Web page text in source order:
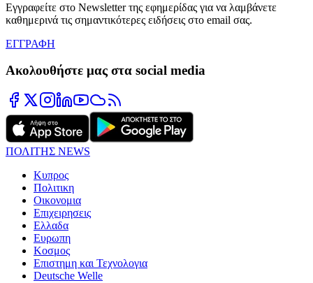
Εγγραφείτε στο Newsletter της εφημερίδας για να λαμβάνετε
καθημερινά τις σημαντικότερες ειδήσεις στο email σας.
ΕΓΓΡΑΦΗ
Ακολουθήστε μας στα social media
ΠΟΛΙΤΗΣ NEWS
Κυπρος
Πολιτικη
Οικονομια
Επιχειρησεις
Ελλαδα
Ευρωπη
Κοσμος
Επιστημη και Τεχνολογια
Deutsche Welle